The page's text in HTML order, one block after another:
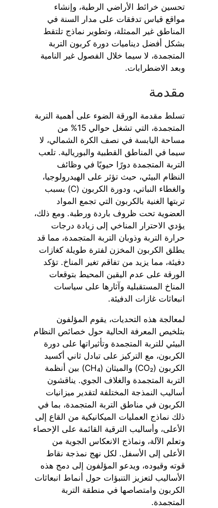
تحسين خرائط الأراضي الرطبة، وإنشاء
مواقع قياس تدفقات على مدار السنة في
المناطق غير الممثلة، وتطوير نماذج تلتقط
بشكل أفضل ديناميات دورة كربون التربة
المتجمدة، لا سيما خلال الفصول غير النامية
وبعد الاضطرابات.
مقدمة
تسلط مقدمة الورقة الضوء على أهمية التربة
المتجمدة، التي تشغل حوالي 15% من
مساحة اليابسة في نصف الكرة الشمالي، لا
سيما في المناطق القطبية والبوريالية. تلعب
التربة المتجمدة دورًا حيويًا في وظائف
النظام البيئي، حيث تؤثر على الهيدرولوجيا،
والغطاء النباتي، ودورة الكربون (C) بسبب
تربتها الغنية بالكربون التي تجمع المواد
العضوية تحت ظروف باردة ورطبة. ومع ذلك،
يؤدي الاحترار المناخي إلى زيادة درجات
حرارة التربة وذوبان التربة المتجمدة، مما قد
يطلق الكربون المخزن لفترة طويلة كغازات
دفيئة، مما يزيد من تفاقم تغير المناخ. تؤكد
الورقة على عدم اليقين المحيط بتوقعات
المناخ المستقبلية وآثارها على سياسات
انبعاثات غازات الدفيئة.
لمعالجة هذه التحديات، يقوم المؤلفون
بتلخيص المعرفة الحالية حول خصائص النظام
البيئي للتربة المتجمدة وتأثيراتها على دورة
الكربون، مع التركيز على تبادل ثاني أكسيد
الكربون (CO₂) والميثان (CH₄) بين أنظمة
التربة المتجمدة والغلاف الجوي. يناقشون
أساليب النمذجة المختلفة لتقدير ميزانيات
الكربون في مناطق التربة المتجمدة، بما في
ذلك نماذج العمليات الميكانيكية من القاع إلى
الأعلى، وأساليب الترقية القائمة على الإحصاء
وتعلم الآلة، ونماذج الانعكاس الجوية من
الأعلى إلى الأسفل. لكل نهج نمذجة نقاط
قوته وقيوده، ويدعو المؤلفون إلى دمج هذه
الأساليب لتعزيز التنبؤات حول أنماط انبعاثات
الكربون وامتصاصها في منطقة التربة
المتجمدة.